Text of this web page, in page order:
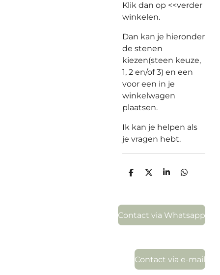
Klik dan op <<verder
winkelen.
Dan kan je hieronder
de stenen
kiezen(steen keuze,
1, 2 en/of 3) en een
voor een in je
winkelwagen
plaatsen.
Ik kan je helpen als
je vragen hebt.
D
n
D
S
e
D
n
Contact via Whatsapp
Contact via e-mail